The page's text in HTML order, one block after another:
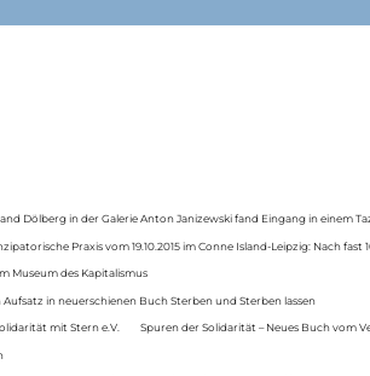
Dölberg in der Galerie Anton Janizewski fand Eingang in einem
Praxis vom 19.10.2015 im Conne Island-Leipzig: Nach fast
Museum des Kapitalismus
in neuerschienen Buch Sterben und Sterben lassen
mit Stern e.V. Spuren der Solidarität – Neues Buch vom